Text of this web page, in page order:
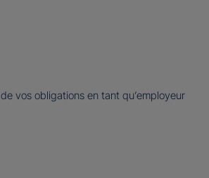
vos obligations en tant qu’employeur